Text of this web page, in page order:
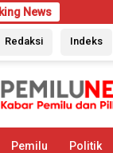
News
7 Tanda Rumah
Redaksi Indeks
Pemilu Politik